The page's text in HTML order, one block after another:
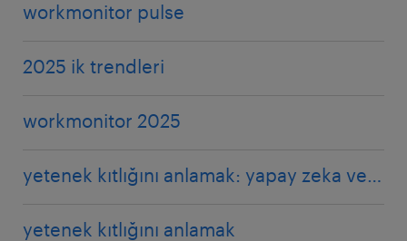
workmonitor pulse
2025 ik trendleri
workmonitor 2025
yetenek kıtlığını anlamak: yapay zeka ve eşitlik
yetenek kıtlığını anlamak